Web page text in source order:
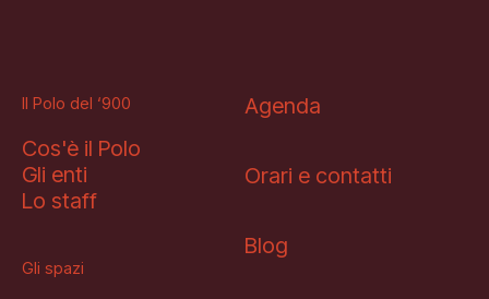
Il Polo del ‘900
Cos'è il Polo
Gli enti
Lo staff
Gli spazi
Agenda
Orari e contatti
Blog